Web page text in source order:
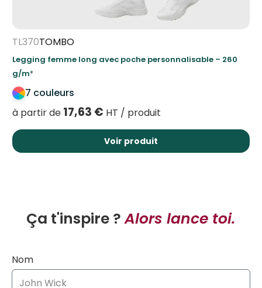
TL370TOMBO
Legging femme long avec poche personnalisable – 260
g/m²
7 couleurs
à partir de 17,63 € HT / produit
Voir produit
Ça t'inspire ?Alors lance toi.
Nom